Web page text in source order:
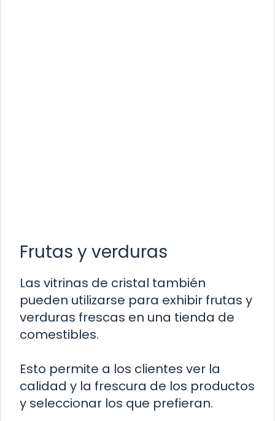
Frutas y verduras
Las vitrinas de cristal también
pueden utilizarse para exhibir frutas y
verduras frescas en una tienda de
comestibles.
Esto permite a los clientes ver la
calidad y la frescura de los productos
y seleccionar los que prefieran.